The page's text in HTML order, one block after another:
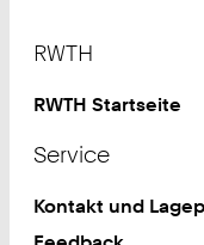
RWTH
RWTH Startseite
Service
Kontakt und